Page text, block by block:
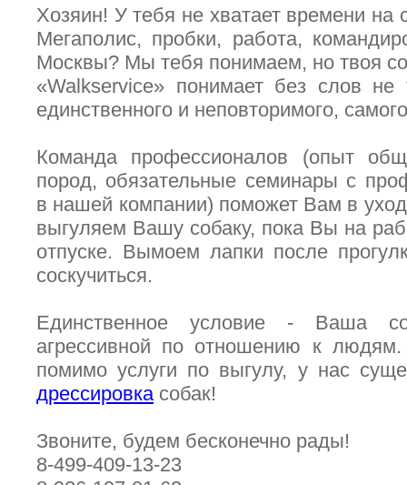
Хозяин! У тебя не хватает времени на
Мегаполис, пробки, работа,
Москвы? Мы тебя понимаем, но твоя
«Walkservice» понимает без слов не
единственного и неповторимого,
Команда профессионалов (опыт
пород, обязательные семинары с
в нашей компании) поможет Вам в
выгуляем Вашу собаку, пока Вы на
отпуске. Вымоем лапки после
соскучиться.
Единственное условие - Ваша
агрессивной по отношению к
помимо услуги по выгулу, у нас
дрессировкасобак!
Звоните, будем бесконечно рады!
8-499-409-13-23